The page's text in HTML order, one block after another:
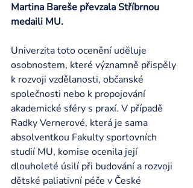
Martina Bareše převzala Stříbrnou
medaili MU.
Univerzita toto ocenění uděluje
osobnostem, které významně přispěly
k rozvoji vzdělanosti, občanské
společnosti nebo k propojování
akademické sféry s praxí. V případě
Radky Vernerové, která je sama
absolventkou Fakulty sportovních
studií MU, komise ocenila její
dlouholeté úsilí při budování a rozvoji
dětské paliativní péče v České